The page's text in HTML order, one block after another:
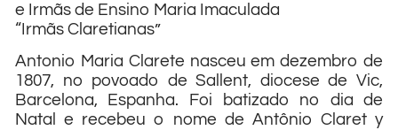
e Irmãs de Ensino Maria Imaculada
“Irmãs Claretianas”
Antonio Maria Clarete nasceu em dezembro de
1807, no povoado de Sallent, diocese de Vic,
Barcelona, Espanha. Foi batizado no dia de
Natal e recebeu o nome de Antônio Claret y